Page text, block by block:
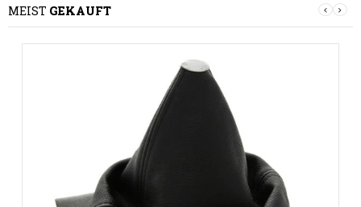
MEIST GEKAUFT